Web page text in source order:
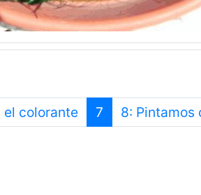
el coloranteAnterior
7 8: Pintamos